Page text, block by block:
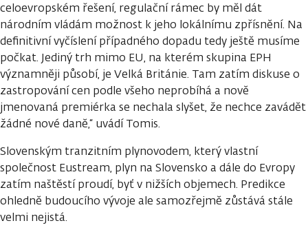
celoevropském řešení, regulační rámec by měl dát
národním vládám možnost k jeho lokálnímu zpřísnění. Na
definitivní vyčíslení případného dopadu tedy ještě musíme
počkat. Jediný trh mimo EU, na kterém skupina EPH
významněji působí, je Velká Británie. Tam zatím diskuse o
zastropování cen podle všeho neprobíhá a nově
jmenovaná premiérka se nechala slyšet, že nechce zavádět
žádné nové daně,“ uvádí Tomis.
Slovenským tranzitním plynovodem, který vlastní
společnost Eustream, plyn na Slovensko a dále do Evropy
zatím naštěstí proudí, byť v nižších objemech. Predikce
ohledně budoucího vývoje ale samozřejmě zůstává stále
velmi nejistá.